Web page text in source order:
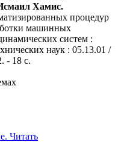
Хамис.
процедур
машинных
систем :
наук : 05.13.01 /
- 18 с.
Читать